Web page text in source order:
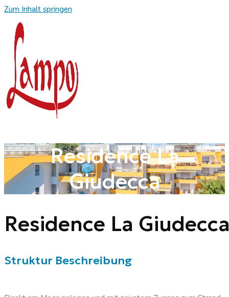
Zum Inhalt springen
Residence La
Giudecca
Residence La
Struktur Beschreibung